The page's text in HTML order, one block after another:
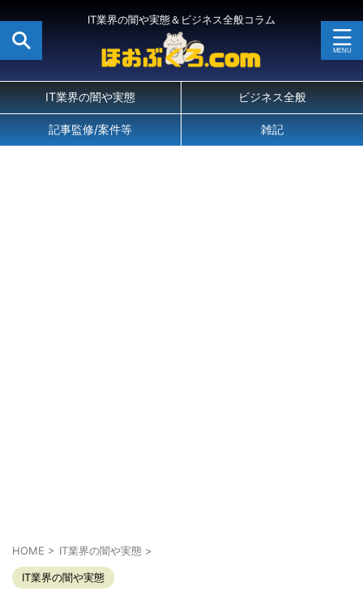
IT業界の闇や実態＆ビジネス全般コラム
IT業界の闇や実態 ビジネス全般
記事監修/案件等 雑記
HOME > IT業界の闇や実態 >
IT業界の闇や実態